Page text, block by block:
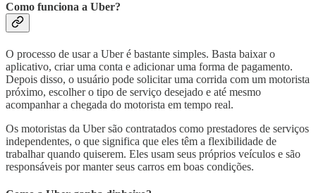
Como funciona a Uber?
O processo de usar a Uber é bastante simples. Basta baixar o
aplicativo, criar uma conta e adicionar uma forma de pagamento.
Depois disso, o usuário pode solicitar uma corrida com um motorista
próximo, escolher o tipo de serviço desejado e até mesmo
acompanhar a chegada do motorista em tempo real.
Os motoristas da Uber são contratados como prestadores de serviços
independentes, o que significa que eles têm a flexibilidade de
trabalhar quando quiserem. Eles usam seus próprios veículos e são
responsáveis por manter seus carros em boas condições.